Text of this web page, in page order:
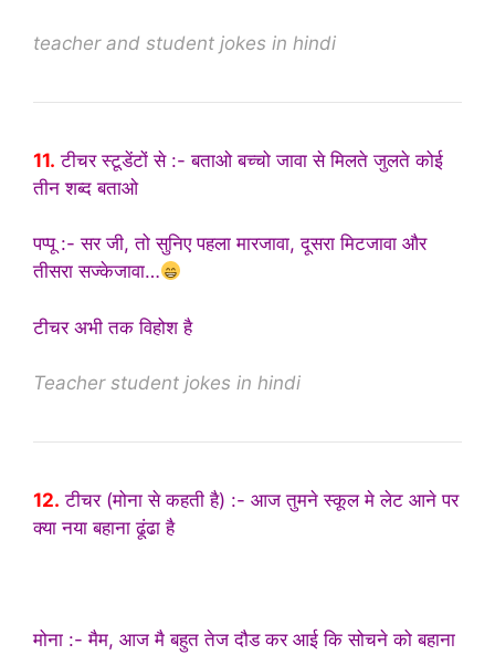
teacher and student jokes in hindi
11. टीचर स्टूडेंटों से :- बताओ बच्चो जावा से मिलते जुलते कोई
तीन शब्द बताओ
पप्पू :- सर जी, तो सुनिए पहला मारजावा, दूसरा मिटजावा और
तीसरा सज्केजावा…
टीचर अभी तक विहोश है
Teacher student jokes in hindi
12. टीचर (मोना से कहती है) :- आज तुमने स्कूल मे लेट आने पर
क्या नया बहाना ढूंढा है
मोना :- मैम, आज मै बहुत तेज दौड कर आई कि सोचने को बहाना